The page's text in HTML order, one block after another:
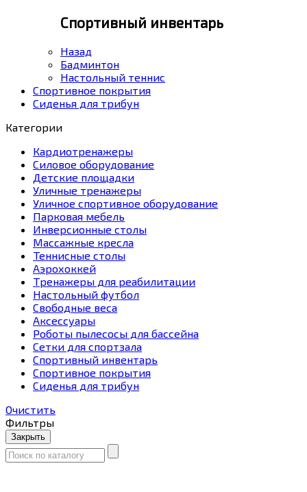
Спортивный инвентарь
Назад
Бадминтон
Настольный теннис
Спортивное покрытия
Сиденья для трибун
Категории
Кардиотренажеры
Силовое оборудование
Детские площадки
Уличные тренажеры
Уличное спортивное оборудование
Парковая мебель
Инверсионные столы
Массажные кресла
Теннисные столы
Аэрохоккей
Тренажеры для реабилитации
Настольный футбол
Свободные веса
Аксессуары
Роботы пылесосы для бассейна
Сетки для спортзала
Спортивный инвентарь
Спортивное покрытия
Сиденья для трибун
Очистить
Фильтры
Закрыть